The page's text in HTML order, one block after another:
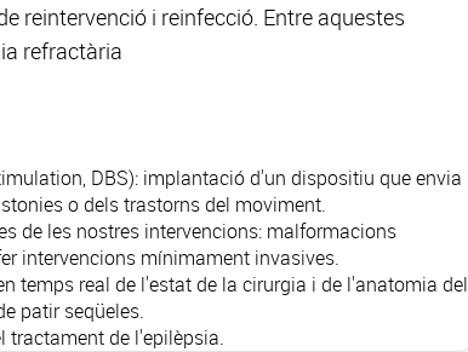
reintervenció i reinfecció. Entre aquestes
refractària
DBS): implantació d'un dispositiu que envia
o dels trastorns del moviment.
de les nostres intervencions: malformacions
intervencions mínimament invasives.
temps real de l'estat de la cirurgia i de l'anatomia del
patir seqüeles.
de l'epilèpsia.